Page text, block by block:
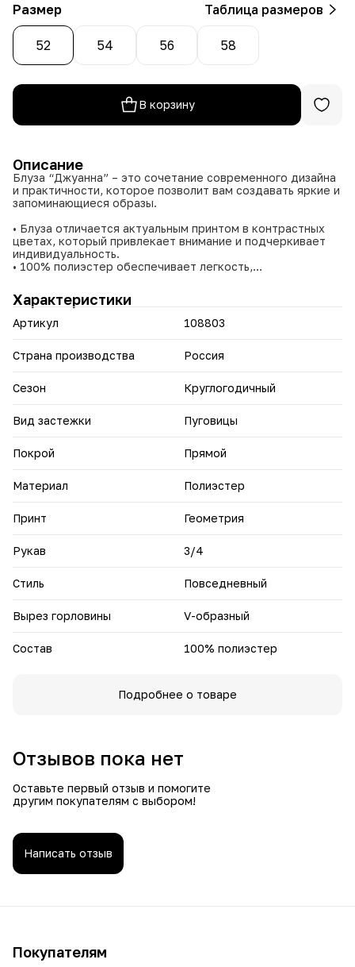
Размер Таблица размеров
52 54 56 58
В корзину
Описание
Блуза “Джуанна” – это сочетание современного дизайна
и практичности, которое позволит вам создавать яркие и
запоминающиеся образы.
• Блуза отличается актуальным принтом в контрастных
цветах, который привлекает внимание и подчеркивает
индивидуальность.
• 100% полиэстер обеспечивает легкость,
• Подходит для создания различных образов – от
делового до повседневного.
• Широкий размерный ряд позволяет подобрать
идеальный размер для любой фигуры.
Легкая и комфортная, она станет отличным дополнением
Характеристики
Артикул 108803
Страна производства Россия
Сезон Круглогодичный
Вид застежки Пуговицы
Покрой Прямой
Материал Полиэстер
Принт Геометрия
Рукав 3/4
Стиль Повседневный
Вырез горловины V-образный
Состав 100% полиэстер
Подробнее о товаре
Отзывов пока нет
Оставьте первый отзыв и помогите
другим покупателям с выбором!
Написать отзыв
Покупателям